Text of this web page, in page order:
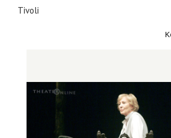
Tivoli